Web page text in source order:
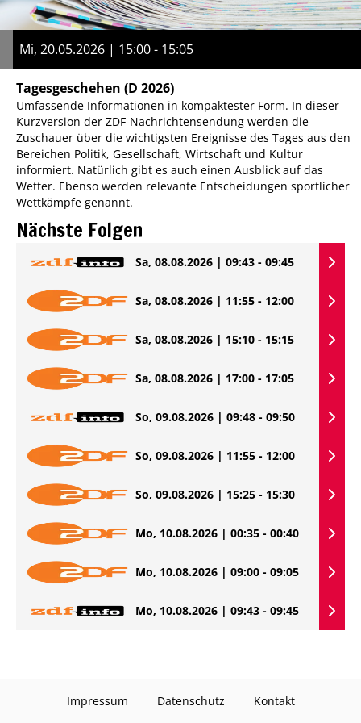
Mi, 20.05.2026 | 15:00 - 15:05
Tagesgeschehen (D 2026)
Umfassende Informationen in kompaktester Form. In dieser
Kurzversion der ZDF-Nachrichtensendung werden die
Zuschauer über die wichtigsten Ereignisse des Tages aus den
Bereichen Politik, Gesellschaft, Wirtschaft und Kultur
informiert. Natürlich gibt es auch einen Ausblick auf das
Wetter. Ebenso werden relevante Entscheidungen sportlicher
Wettkämpfe genannt.
Nächste Folgen
Sa, 08.08.2026 | 09:43 - 09:45
Sa, 08.08.2026 | 11:55 - 12:00
Sa, 08.08.2026 | 15:10 - 15:15
Sa, 08.08.2026 | 17:00 - 17:05
So, 09.08.2026 | 09:48 - 09:50
So, 09.08.2026 | 11:55 - 12:00
So, 09.08.2026 | 15:25 - 15:30
Mo, 10.08.2026 | 00:35 - 00:40
Mo, 10.08.2026 | 09:00 - 09:05
Mo, 10.08.2026 | 09:43 - 09:45
Impressum Datenschutz Kontakt